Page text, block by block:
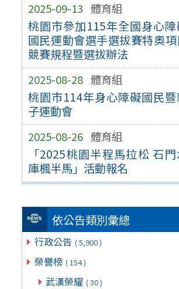
2025-09-13 體育組
桃園市參加115年全國身心
國民運動會選手選拔賽特奧項
競賽規程暨選拔辦法
2025-08-28 體育組
桃園市114年身心障礙國民
子運動會
2025-08-26 體育組
「2025桃園半程馬拉松 石
庫楓半馬」活動報名
依公告類別彙總
行政公告 ( 5,900 )
榮譽榜 ( 154 )
武漢榮耀 ( 30 )